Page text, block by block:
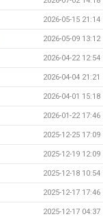
2026-05-15 21:14
2026-05-09 13:12
2026-04-22 12:54
2026-04-04 21:21
2026-04-01 15:18
2026-01-22 17:46
2025-12-25 17:09
2025-12-19 12:09
2025-12-18 10:54
2025-12-17 17:46
2025-12-17 04:37